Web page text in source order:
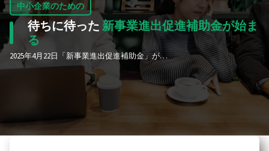
中小企業のための
待ちに待った 新事業進出促進補助金が始ま
る
2025年4月22日「新事業進出促進補助金」がリリースされました。この補助金は新たな製品と市場に挑戦するために必要な資金を支援する制度で、最大9000万円の補助金が得られます。